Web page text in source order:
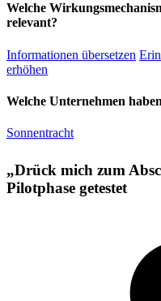
Welche
relevant?
Informationen übersetzen
erhöhen
Welche Unternehmen
Sonnentracht
„Drück mich zum
Pilotphase getestet